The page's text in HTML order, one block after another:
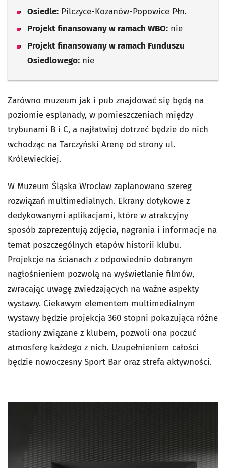
Osiedle: Pilczyce-Kozanów-Popowice Płn.
Projekt finansowany w ramach WBO: nie
Projekt finansowany w ramach Funduszu
Osiedlowego: nie
Zarówno muzeum jak i pub znajdować się będą na
poziomie esplanady, w pomieszczeniach między
trybunami B i C, a najłatwiej dotrzeć będzie do nich
wchodząc na Tarczyński Arenę od strony ul.
Królewieckiej.
W Muzeum Śląska Wrocław zaplanowano szereg
rozwiązań multimedialnych. Ekrany dotykowe z
dedykowanymi aplikacjami, które w atrakcyjny
sposób zaprezentują zdjęcia, nagrania i informacje na
temat poszczególnych etapów historii klubu.
Projekcje na ścianach z odpowiednio dobranym
nagłośnieniem pozwolą na wyświetlanie filmów,
zwracając uwagę zwiedzających na ważne aspekty
wystawy. Ciekawym elementem multimedialnym
wystawy będzie projekcja 360 stopni pokazująca różne
stadiony związane z klubem, pozwoli ona poczuć
atmosferę każdego z nich. Uzupełnieniem całości
będzie nowoczesny Sport Bar oraz strefa aktywności.